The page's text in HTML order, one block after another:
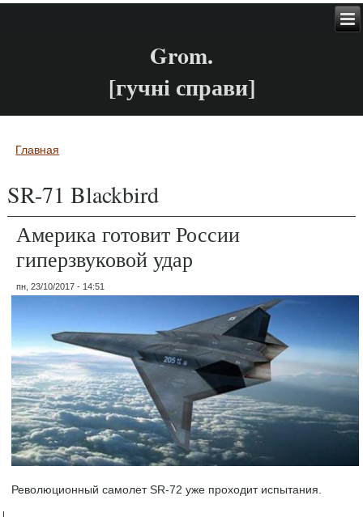
Grom.
[гучні справи]
Вы здесь
Главная
SR-71 Blackbird
Америка готовит России
гиперзвуковой удар
пн, 23/10/2017 - 14:51
Революционный самолет SR-72 уже проходит испытания.